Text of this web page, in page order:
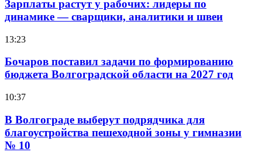
Зарплаты растут у рабочих: лидеры по
динамике — сварщики, аналитики и швеи
13:23
Бочаров поставил задачи по формированию
бюджета Волгоградской области на 2027 год
10:37
В Волгограде выберут подрядчика для
благоустройства пешеходной зоны у гимназии
№ 10